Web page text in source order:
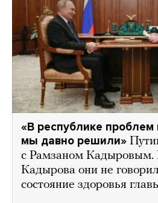
«В республике
мы давно решили»
с Рамзаном
Кадырова они не
состояние здоровья